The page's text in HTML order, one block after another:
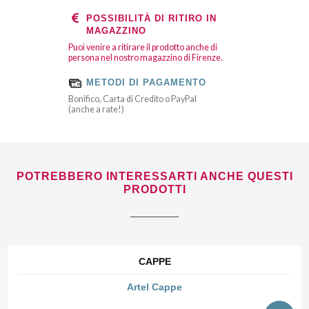
POSSIBILITÀ DI RITIRO IN
MAGAZZINO
Puoi venire a ritirare il prodotto anche di
persona nel nostro magazzino di Firenze.
METODI DI PAGAMENTO
Bonifico, Carta di Credito o PayPal
(anche a rate!)
POTREBBERO INTERESSARTI ANCHE QUESTI
PRODOTTI
CAPPE
Artel Cappe